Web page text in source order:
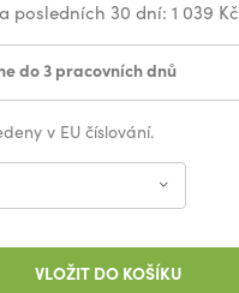
posledních 30 dní: 1 039 Kč
do 3 pracovních dnů
v EU číslování.
VLOŽIT DO KOŠÍKU